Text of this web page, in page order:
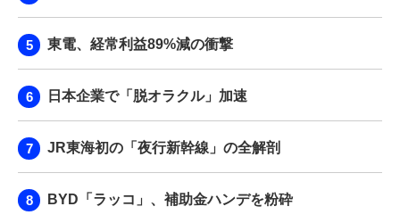
東電、経常利益89%減の衝撃
日本企業で「脱オラクル」加速
JR東海初の「夜行新幹線」の全解剖
BYD「ラッコ」、補助金ハンデを粉砕